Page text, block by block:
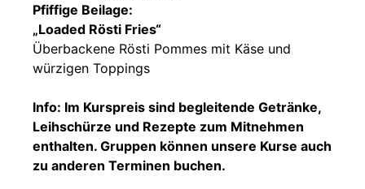
Pfiffige Beilage:
„Loaded Rösti Fries“
Überbackene Rösti Pommes mit Käse und
würzigen Toppings
Info: Im Kurspreis sind begleitende Getränke,
Leihschürze und Rezepte zum Mitnehmen
enthalten. Gruppen können unsere Kurse auch
zu anderen Terminen buchen.